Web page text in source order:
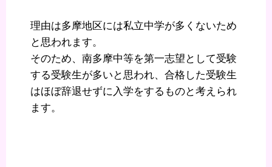
理由は多摩地区には私立中学が多くないため
と思われます。
そのため、南多摩中等を第一志望として受験
する受験生が多いと思われ、合格した受験生
はほぼ辞退せずに入学をするものと考えられ
ます。